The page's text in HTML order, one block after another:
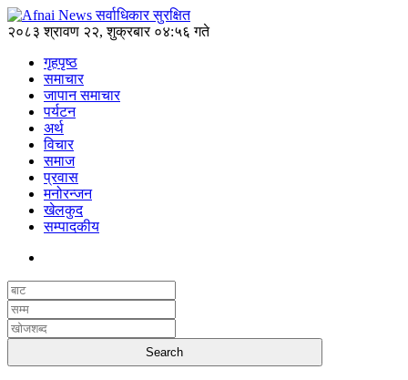
२०८३ श्रावण २२, शुक्रबार ०४:५६ गते
गृहपृष्ठ
समाचार
जापान समाचार
पर्यटन
अर्थ
विचार
समाज
प्रवास
मनोरन्जन
खेलकुद
सम्पादकीय